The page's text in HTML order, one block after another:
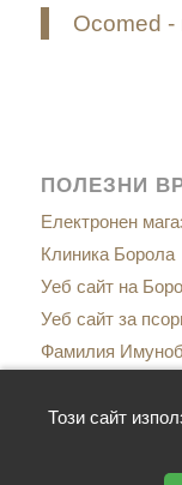
Ocomed -
ПОЛЕЗНИ
Електронен
Клиника Борола
Уеб сайт на
Уеб сайт за
Фамилия
Сайт за
Този сайт